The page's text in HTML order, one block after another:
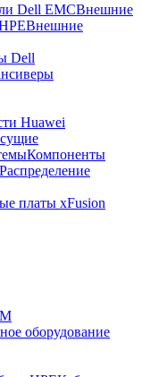
Dell EMCВнешние
Внешние
Dell
Huawei
Компоненты
Распределение
платы xFusion
оборудование